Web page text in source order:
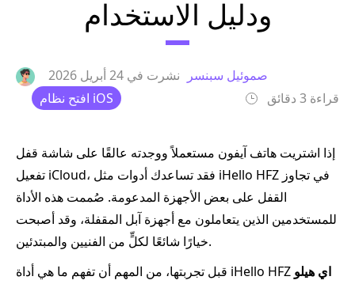
ودليل الاستخدام
صموئيل سبنسر نشرت في 24 أبريل 2026
افتح نظام iOS
قراءة 3 دقائق
إذا اشتريت هاتف آيفون مستعملاً ووجدته عالقًا على شاشة قفل
تفعيل iCloud، فقد تساعدك أدوات مثل iHello HFZ في تجاوز
القفل على بعض الأجهزة المدعومة. صُممت هذه الأداة
للمستخدمين الذين يتعاملون مع أجهزة آبل المقفلة، وقد أصبحت
خيارًا شائعًا لكلٍّ من الفنيين والمبتدئين.
قبل تجربتها، من المهم أن تفهم ما هي أداة iHello HFZ اي هيلو